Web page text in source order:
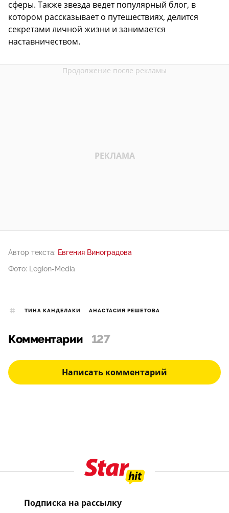
сферы. Также звезда ведет популярный блог, в
котором рассказывает о путешествиях, делится
секретами личной жизни и занимается
наставничеством.
Автор текста: Евгения Виноградова
Фото: Legion-Media
ТИНА КАНДЕЛАКИ АНАСТАСИЯ РЕШЕТОВА
Комментарии 127
Написать комментарий
Подписка на рассылку